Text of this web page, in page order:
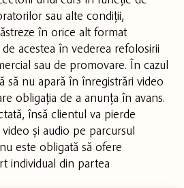
sau alte condiții,
în orice alt format
acestea în vederea refolosirii
sau de promovare. În cazul
să nu apară în înregistrări video
obligația de a anunța în avans.
însă clientul va pierde
și audio pe parcursul
este obligată să ofere
individual din partea